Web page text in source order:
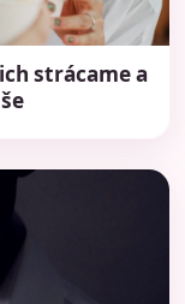
strácame a